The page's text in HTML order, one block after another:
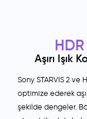
Aşırı Işık
Sony STARVIS 2 ve
optimize ederek
şekilde dengeler.